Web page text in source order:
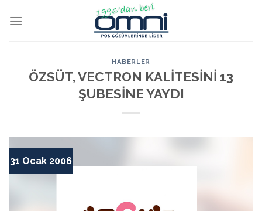
HABERLER
ÖZSÜT, VECTRON KALİTESİNİ 13
ŞUBESİNE YAYDI
31 Ocak 2006